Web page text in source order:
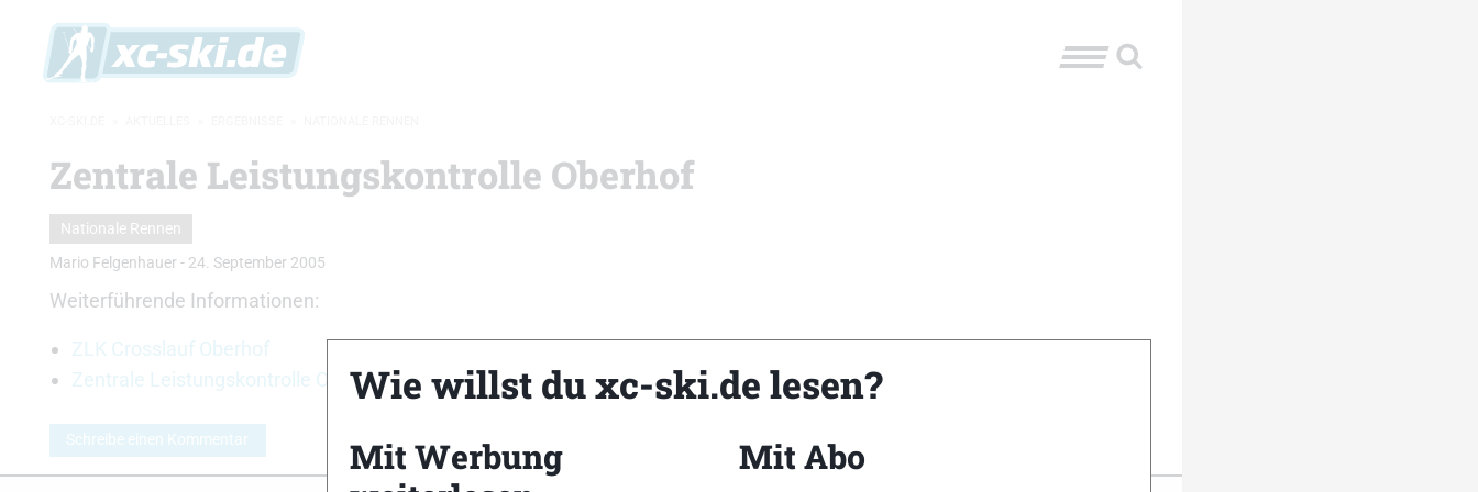
Zentrale Leistungskontrolle Oberhof
Nationale Rennen
Mario Felgenhauer - 24. September 2005
Weiterführende Informationen:
ZLK Crosslauf Oberhof
Zentrale Leistungskontrolle Oberhof Skiroller Renn
Schreibe einen Kommentar
Wie willst du xc-ski.de lesen?
Mit Werbung
Mit Abo